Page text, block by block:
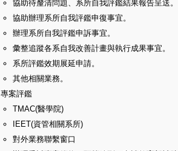
協助待釐清問題、系所自我評鑑結果報告呈送。
協助辦理系所自我評鑑申復事宜。
辦理系所自我評鑑申訴事宜。
彙整追蹤各系自我改善計畫與執行成果事宜。
系所評鑑效期展延申請。
其他相關業務。
專案評鑑
TMAC(醫學院)
IEET(資管相關系所)
對外業務聯繫窗口